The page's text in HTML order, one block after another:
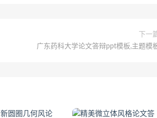
下一
广东药科大学论文答辩ppt模板,主题模